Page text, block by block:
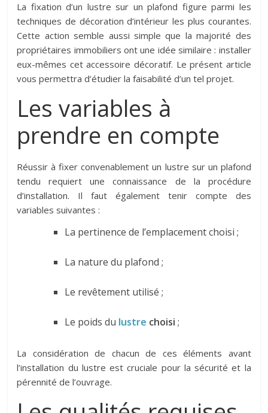
La fixation d’un lustre sur un plafond figure parmi les
techniques de décoration d’intérieur les plus courantes.
Cette action semble aussi simple que la majorité des
propriétaires immobiliers ont une idée similaire : installer
eux-mêmes cet accessoire décoratif. Le présent article
vous permettra d’étudier la faisabilité d’un tel projet.
Les variables à
prendre en compte
Réussir à fixer convenablement un lustre sur un plafond
tendu requiert une connaissance de la procédure
d’installation. Il faut également tenir compte des
variables suivantes :
La pertinence de l’emplacement choisi ;
La nature du plafond ;
Le revêtement utilisé ;
Le poids du lustre choisi ;
La considération de chacun de ces éléments avant
l’installation du lustre est cruciale pour la sécurité et la
pérennité de l’ouvrage.